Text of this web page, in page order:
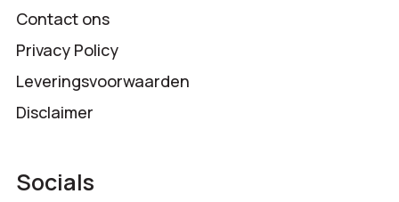
Contact ons
Privacy Policy
Leveringsvoorwaarden
Disclaimer
Socials